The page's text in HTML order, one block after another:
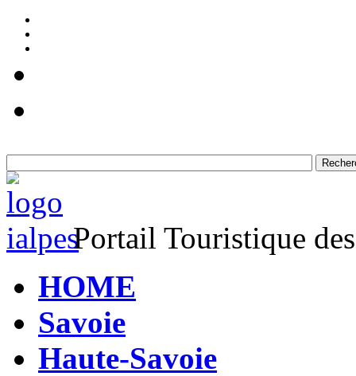
Portail Touristique
HOME
Savoie
Haute-Savoie